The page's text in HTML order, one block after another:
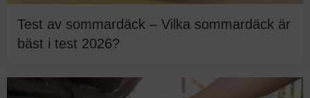
Test av sommardäck – Vilka sommardäck är
bäst i test 2026?